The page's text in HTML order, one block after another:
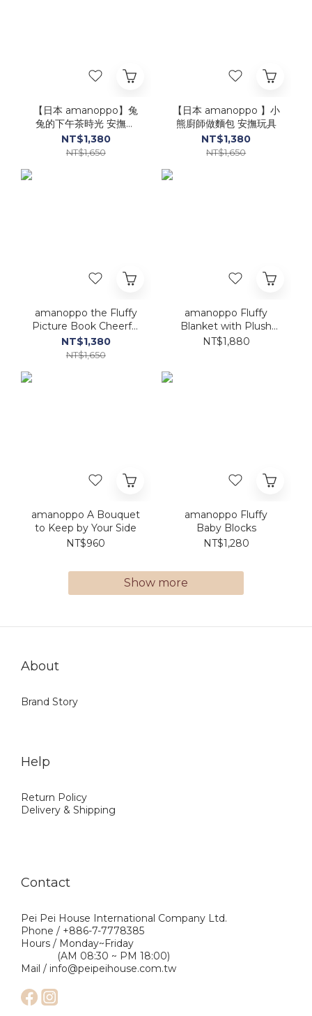
【日本 amanoppo】兔
兔的下午茶時光 安撫玩
具｜榮獲『2025親子安
心好玩具大賞』入圍獎
NT$1,380
NT$1,650
【日本 amanoppo 】小
熊廚師做麵包 安撫玩具
NT$1,380
NT$1,650
amanoppo the Fluffy
Picture Book Cheerful
Squirrel’s Cherry Hunt
NT$1,380
NT$1,650
amanoppo Fluffy
Blanket with Plush
Toy
NT$1,880
amanoppo A Bouquet
to Keep by Your Side
NT$960
amanoppo Fluffy
Baby Blocks
NT$1,280
Show more
About
Brand Story
Help
Return Policy
Delivery & Shipping
Contact
Pei Pei House International Company Ltd.
Phone / +886-7-7778385
Hours / Monday~Friday
(AM 08:30 ~ PM 18:00)
Mail / info@peipeihouse.com.tw